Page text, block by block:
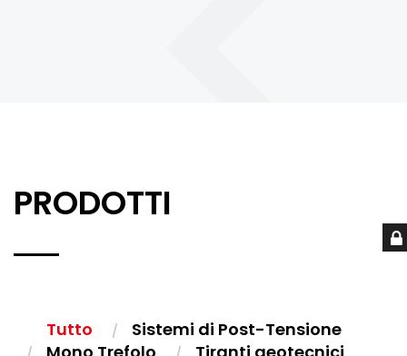
PRODOTTI
Tutto
Sistemi di Post-Tensione